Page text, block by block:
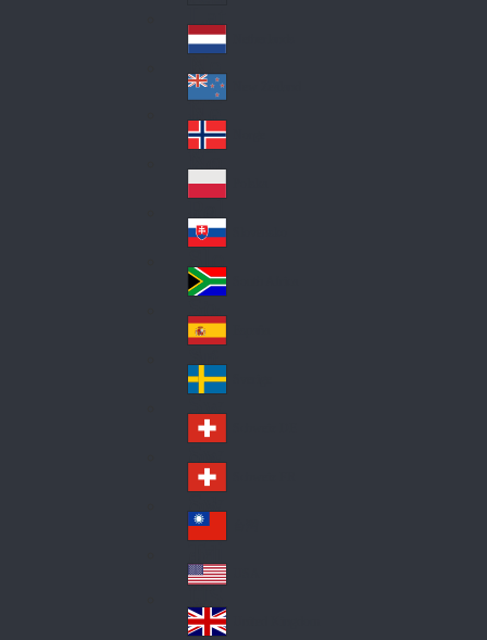
Lat
in
A
me
ric
a
Ne
the
rla
nd
s
Ne
w
Ze
ala
nd
No
rw
ay
Pol
an
d
Slo
va
kia
So
uth
Af
ric
a
Sp
ain
Sw
ed
en
Sw
itz
erl
an
d
Sw
itz
erl
an
d
wa
n
A